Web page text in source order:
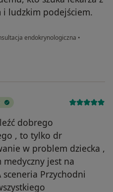
ludzkim podejściem.
endokrynologiczna •
dobrego
, to tylko dr
w problem dziecka ,
jest na
Przychodni